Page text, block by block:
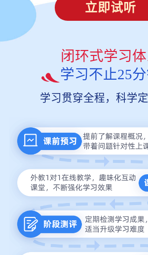
立即试听
闭环式学习
学习不止25
学习贯穿全程，科学